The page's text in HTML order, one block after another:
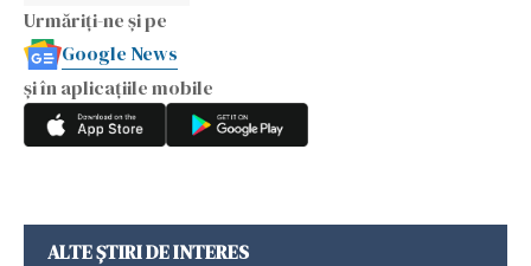
Urmăriți-ne și pe
Google News
și în aplicațiile mobile
ALTE ȘTIRI DE INTERES